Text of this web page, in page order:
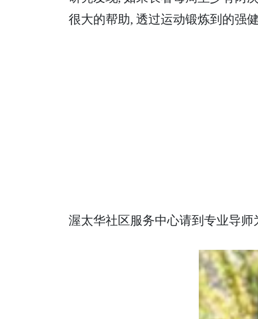
很大的帮助, 透过运动锻炼到的强
渥太华社区服务中心请到专业导师